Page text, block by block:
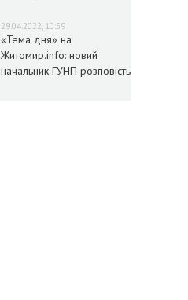
29.04.2022, 10:59
«Тема дня» на
Житомир.info: новий
начальник ГУНП розповість